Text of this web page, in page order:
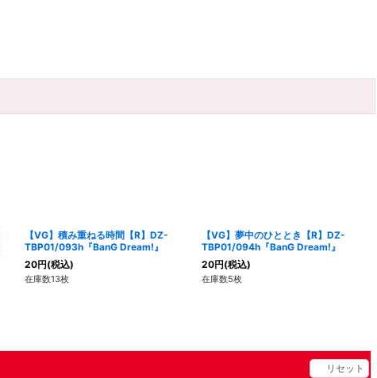
【VG】積み重ねる時間【R】DZ-
TBP01/093h『BanG Dream!』
20円(税込)
在庫数13枚
【VG】夢中のひととき【R】DZ-
TBP01/094h『BanG Dream!』
20円(税込)
在庫数5枚
リセット